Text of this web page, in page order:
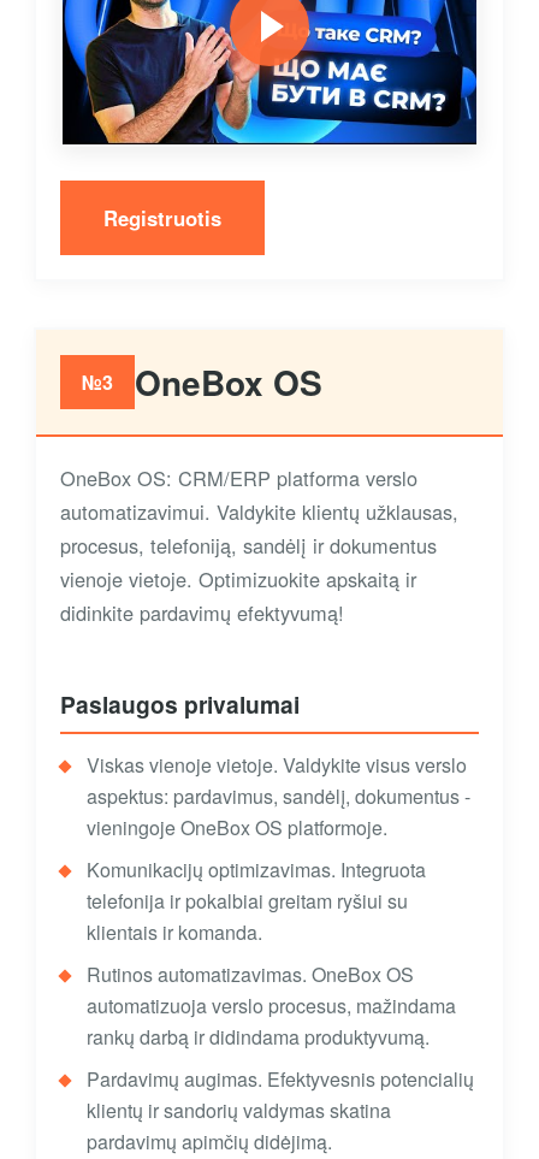
Registruotis
№3 OneBox OS
OneBox OS: CRM/ERP platforma verslo
automatizavimui. Valdykite klientų užklausas,
procesus, telefoniją, sandėlį ir dokumentus
vienoje vietoje. Optimizuokite apskaitą ir
didinkite pardavimų efektyvumą!
Paslaugos privalumai
Viskas vienoje vietoje. Valdykite visus verslo
aspektus: pardavimus, sandėlį, dokumentus -
vieningoje OneBox OS platformoje.
Komunikacijų optimizavimas. Integruota
telefonija ir pokalbiai greitam ryšiui su
klientais ir komanda.
Rutinos automatizavimas. OneBox OS
automatizuoja verslo procesus, mažindama
rankų darbą ir didindama produktyvumą.
Pardavimų augimas. Efektyvesnis potencialių
klientų ir sandorių valdymas skatina
pardavimų apimčių didėjimą.